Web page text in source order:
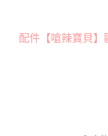
※ 交易是否成功請以「
是否繳費成功／繳費後需取
易，需依本服務之必要範圍
每筆NT$120
配件【嗆辣寶貝】